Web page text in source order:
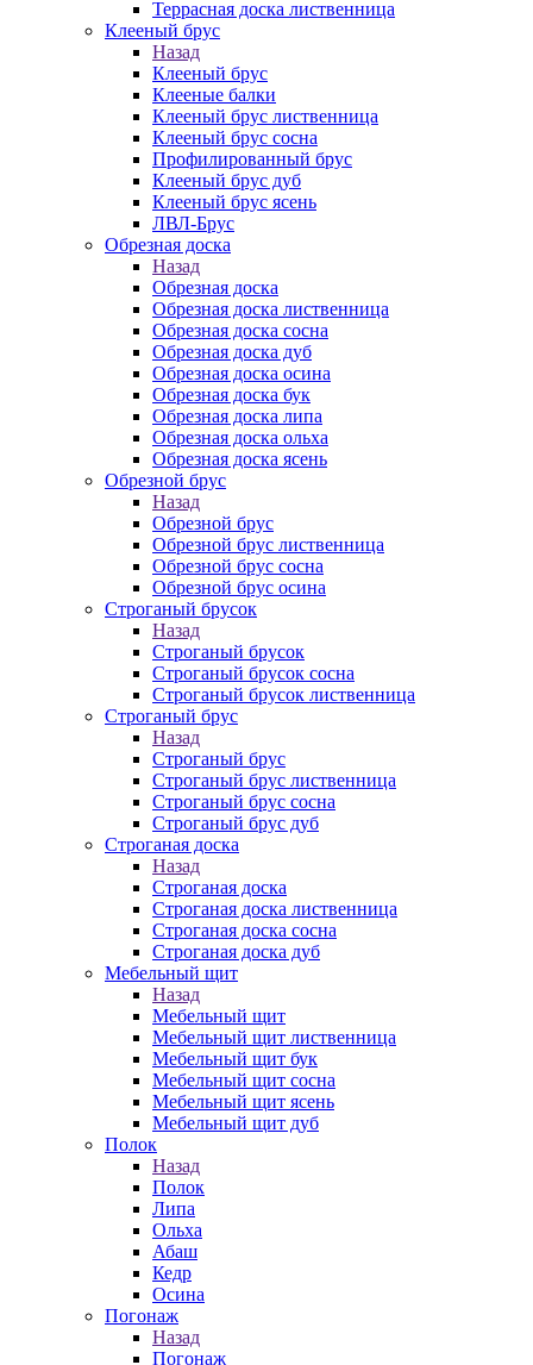
Террасная доска лиственница
Клееный брус
Назад
Клееный брус
Клееные балки
Клееный брус лиственница
Клееный брус сосна
Профилированный брус
Клееный брус дуб
Клееный брус ясень
ЛВЛ-Брус
Обрезная доска
Назад
Обрезная доска
Обрезная доска лиственница
Обрезная доска сосна
Обрезная доска дуб
Обрезная доска осина
Обрезная доска бук
Обрезная доска липа
Обрезная доска ольха
Обрезная доска ясень
Обрезной брус
Назад
Обрезной брус
Обрезной брус лиственница
Обрезной брус сосна
Обрезной брус осина
Строганый брусок
Назад
Строганый брусок
Строганый брусок сосна
Строганый брусок лиственница
Строганый брус
Назад
Строганый брус
Строганый брус лиственница
Строганый брус сосна
Строганый брус дуб
Строганая доска
Назад
Строганая доска
Строганая доска лиственница
Строганая доска сосна
Строганая доска дуб
Мебельный щит
Назад
Мебельный щит
Мебельный щит лиственница
Мебельный щит бук
Мебельный щит сосна
Мебельный щит ясень
Мебельный щит дуб
Полок
Назад
Полок
Липа
Ольха
Абаш
Кедр
Осина
Погонаж
Назад
Погонаж